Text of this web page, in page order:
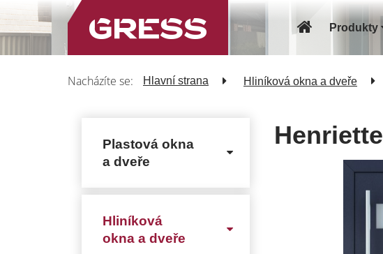
Produkty
Nacházíte se: Hlavní strana Hliníková okna a dveře
Plastová okna
a dveře
Hliníková
okna a dveře
Henriette